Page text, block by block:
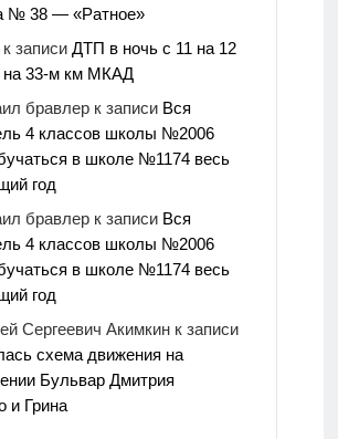
№ 38 — «Ратное»
записи ДТП в ночь с 11 на 12
на 33-м км МКАД
бравлерк записи Вся
4 классов школы №2006
в школе №1174 весь
год
бравлерк записи Вся
4 классов школы №2006
в школе №1174 весь
год
Сергеевич Акимкинк записи
схема движения на
Бульвар Дмитрия
и Грина